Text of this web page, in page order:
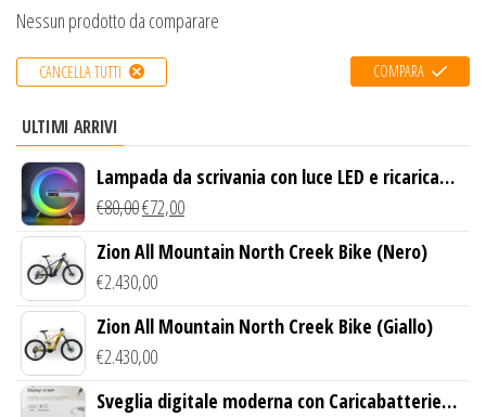
Nessun prodotto da comparare
CANCELLA TUTTI COMPARA
ULTIMI ARRIVI
Lampada da scrivania con luce LED e ricarica
wireless
€80,00€72,00
Zion All Mountain North Creek Bike (Nero)
€2.430,00
Zion All Mountain North Creek Bike (Giallo)
€2.430,00
Sveglia digitale moderna con Caricabatterie